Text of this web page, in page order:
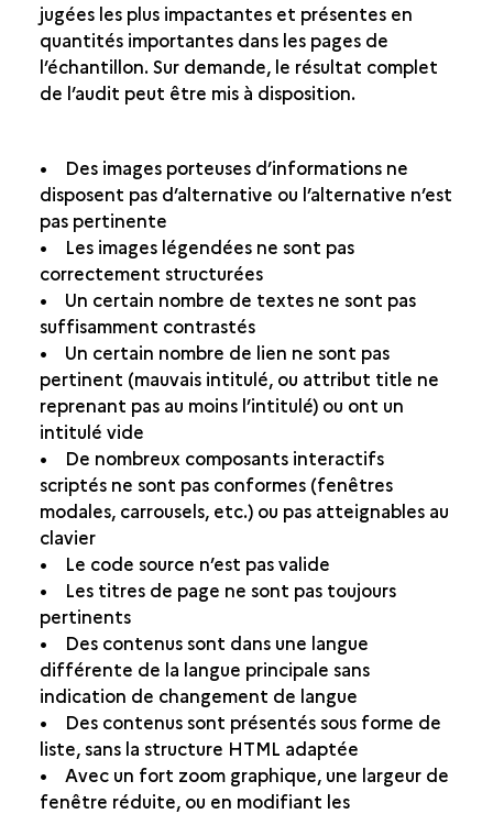
jugées les plus impactantes et présentes en
quantités importantes dans les pages de
l’échantillon. Sur demande, le résultat complet
de l’audit peut être mis à disposition.
• Des images porteuses d’informations ne
disposent pas d’alternative ou l’alternative n’est
pas pertinente
• Les images légendées ne sont pas
correctement structurées
• Un certain nombre de textes ne sont pas
suffisamment contrastés
• Un certain nombre de lien ne sont pas
pertinent (mauvais intitulé, ou attribut title ne
reprenant pas au moins l’intitulé) ou ont un
intitulé vide
• De nombreux composants interactifs
scriptés ne sont pas conformes (fenêtres
modales, carrousels, etc.) ou pas atteignables au
clavier
• Le code source n’est pas valide
• Les titres de page ne sont pas toujours
pertinents
• Des contenus sont dans une langue
différente de la langue principale sans
indication de changement de langue
• Des contenus sont présentés sous forme de
liste, sans la structure HTML adaptée
• Avec un fort zoom graphique, une largeur de
fenêtre réduite, ou en modifiant les